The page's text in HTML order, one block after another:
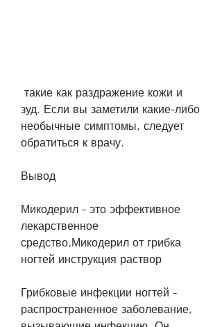
зуд. Если вы заметили какие-либо
необычные симптомы, следует
обратиться к врачу.
Вывод
Микодерил - это эффективное
лекарственное
средство,Микодерил от грибка
ногтей инструкция раствор
Грибковые инфекции ногтей -
распространенное заболевание,